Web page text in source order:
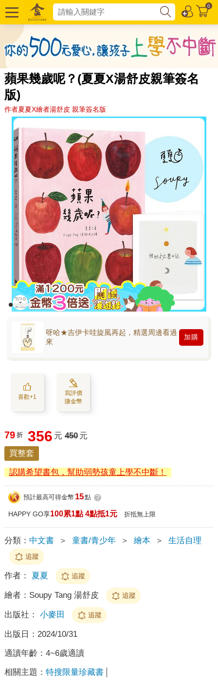
0
蘋果幾歲呢？(夏夏X湯舒皮親筆簽名
版)
作者夏夏X繪者湯舒皮 親筆簽名版
呀哈★吉伊卡哇旋風再起，精選周邊看過
來
加購
喜歡+1
寫評價
賺金幣
79 折 356 元 450 元
買整套
認購希望書包，幫助弱勢孩童上學不中斷！
預計最高可得金幣 15點 ?
HAPPY GO享100累1點 4點抵1元 折抵無上限
分類： 中文書 ＞ 童書/青少年 ＞ 繪本 ＞ 生活自理
追蹤
作者： 夏夏 追蹤
繪者： Soupy Tang 湯舒皮 追蹤
出版社： 小麥田 追蹤
出版日： 2024/10/31
適讀年齡： 4~6歲適讀
相關主題： 特搜限量珍藏書